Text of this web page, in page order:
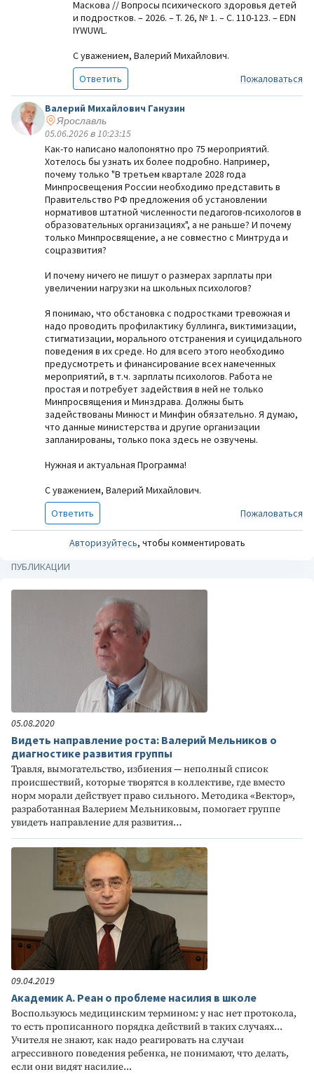
Маскова // Вопросы психического здоровья детей
и подростков. – 2026. – Т. 26, № 1. – С. 110-123. – EDN
IYWUWL.
С уважением, Валерий Михайлович.
Ответить
Пожаловаться
Валерий Михайлович Ганузин
Ярославль
05.06.2026 в 10:23:15
Как-то написано малопонятно про 75 мероприятий.
Хотелось бы узнать их более подробно. Например,
почему только "В третьем квартале 2028 года
Минпросвещения России необходимо представить в
Правительство РФ предложения об установлении
нормативов штатной численности педагогов-психологов в
образовательных организациях", а не раньше? И почему
только Минпросвящение, а не совместно с Минтруда и
соцразвития?
И почему ничего не пишут о размерах зарплаты при
увеличении нагрузки на школьных психологов?
Я понимаю, что обстановка с подростками тревожная и
надо проводить профилактику буллинга, виктимизации,
стигматизации, морального отстранения и суицидального
поведения в их среде. Но для всего этого необходимо
предусмотреть и финансирование всех намеченных
мероприятий, в т.ч. зарплаты психологов. Работа не
простая и потребует задействия в ней не только
Минпросвящения и Минздрава. Должны быть
задействованы Минюст и Минфин обязательно. Я думаю,
что данные министерства и другие организации
запланированы, только пока здесь не озвучены.
Нужная и актуальная Программа!
С уважением, Валерий Михайлович.
Ответить
Пожаловаться
Авторизуйтесь, чтобы комментировать
ПУБЛИКАЦИИ
05.08.2020
Видеть направление роста: Валерий Мельников о
диагностике развития группы
Травля, вымогательство, избиения — неполный список
происшествий, которые творятся в коллективе, где вместо
норм морали действует право сильного. Методика «Вектор»,
разработанная Валерием Мельниковым, помогает группе
увидеть направление для развития…
09.04.2019
Академик А. Реан о проблеме насилия в школе
Воспользуюсь медицинским термином: у нас нет протокола,
то есть прописанного порядка действий в таких случаях...
Учителя не знают, как надо реагировать на случаи
агрессивного поведения ребенка, не понимают, что делать,
если они видят насилие...